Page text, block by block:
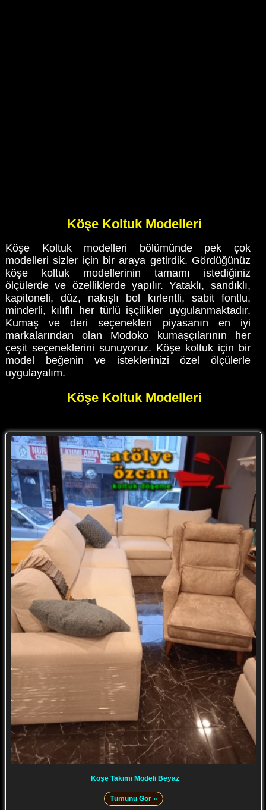
Köşe Koltuk Modelleri
Köşe Koltuk modelleri bölümünde pek çok
modelleri sizler için bir araya getirdik. Gördüğünüz
köşe koltuk modellerinin tamamı istediğiniz
ölçülerde ve özelliklerde yapılır. Yataklı, sandıklı,
kapitoneli, düz, nakışlı bol kırlentli, sabit fontlu,
minderli, kılıflı her türlü işçilikler uygulanmaktadır.
Kumaş ve deri seçenekleri piyasanın en iyi
markalarından olan Modoko kumaşçılarının her
çeşit seçeneklerini sunuyoruz. Köşe koltuk için bir
model beğenin ve isteklerinizi özel ölçülerle
uygulayalım.
Köşe Koltuk Modelleri
Köşe Takımı Modeli Beyaz
Tümünü Gör »